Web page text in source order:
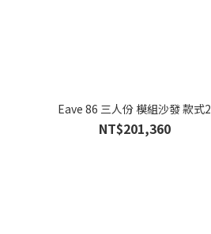
Eave 86 三人份 模組沙發 款式2
NT$201,360